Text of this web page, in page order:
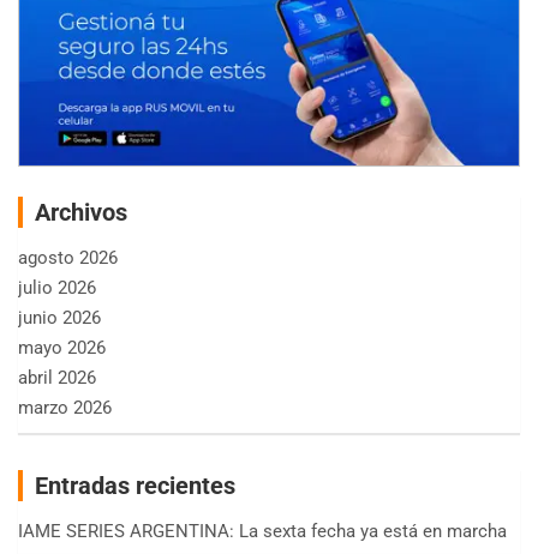
Archivos
agosto 2026
julio 2026
junio 2026
mayo 2026
abril 2026
marzo 2026
Entradas recientes
IAME SERIES ARGENTINA: La sexta fecha ya está en marcha